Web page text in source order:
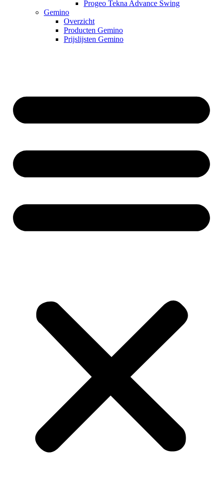
Progeo Tekna Advance Swing
Gemino
Overzicht
Producten Gemino
Prijslijsten Gemino